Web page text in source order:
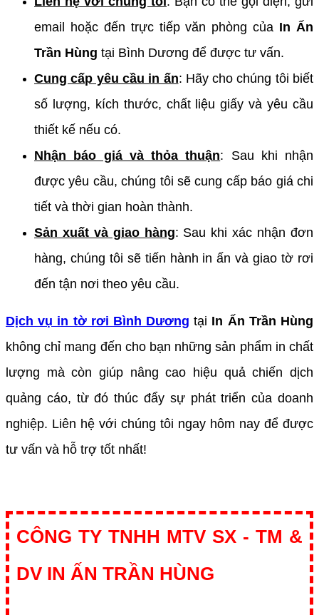
email hoặc đến trực tiếp văn phòng của In Ấn
Trần Hùng tại Bình Dương để được tư vấn.
Cung cấp yêu cầu in ấn: Hãy cho chúng tôi biết
số lượng, kích thước, chất liệu giấy và yêu cầu
thiết kế nếu có.
Nhận báo giá và thỏa thuận: Sau khi nhận
được yêu cầu, chúng tôi sẽ cung cấp báo giá chi
tiết và thời gian hoàn thành.
Sản xuất và giao hàng: Sau khi xác nhận đơn
hàng, chúng tôi sẽ tiến hành in ấn và giao tờ rơi
đến tận nơi theo yêu cầu.
Dịch vụ in tờ rơi Bình Dương tại In Ấn Trần Hùng
không chỉ mang đến cho bạn những sản phẩm in chất
lượng mà còn giúp nâng cao hiệu quả chiến dịch
quảng cáo, từ đó thúc đẩy sự phát triển của doanh
nghiệp. Liên hệ với chúng tôi ngay hôm nay để được
tư vấn và hỗ trợ tốt nhất!
CÔNG TY TNHH MTV SX - TM &
DV IN ẤN TRẦN HÙNG